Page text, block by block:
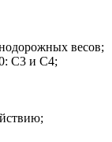
весов;
C3 и C4;